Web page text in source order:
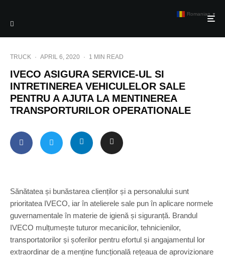
TRUCK · APRIL 6, 2020 · 1 MIN READ
IVECO ASIGURA SERVICE-UL SI
INTRETINEREA VEHICULELOR SALE
PENTRU A AJUTA LA MENTINEREA
TRANSPORTURILOR OPERATIONALE
Sănătatea și bunăstarea clienților și a personalului sunt
prioritatea IVECO, iar în atelierele sale pun în aplicare normele
guvernamentale în materie de igienă și siguranță. Brandul
IVECO mulțumește tuturor mecanicilor, tehnicienilor,
transportatorilor și șoferilor pentru efortul și angajamentul lor
extraordinar de a menține funcțională rețeaua de aprovizionare
Romanian ▼